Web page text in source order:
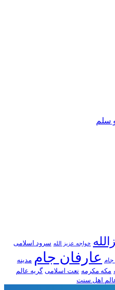
سلم
خواجه عزیز الله سرود اسلامی
عارفان جام مدینه
مکه مکرمه نعت اسلامی گریه عالم
اهل سنت